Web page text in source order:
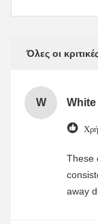
Όλες οι
W
These
away